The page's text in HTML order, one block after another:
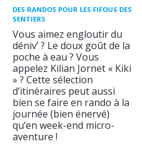
DES RANDOS POUR LES FIFOUS DES
SENTIERS
Vous aimez engloutir du
déniv’ ? Le doux goût de la
poche à eau ? Vous
appelez Kilian Jornet « Kiki
» ? Cette sélection
d’itinéraires peut aussi
bien se faire en rando à la
journée (bien énervé)
qu’en week-end micro-
aventure !